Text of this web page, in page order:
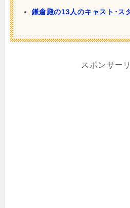
鎌倉殿の13人のキャスト･ス
スポンサー